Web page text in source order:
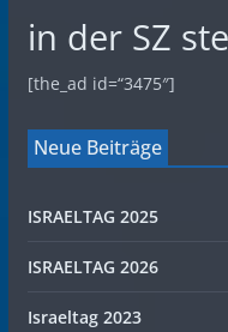
in der SZ
[the_ad id=“3475″]
Neue Beiträge
ISRAELTAG 2025
ISRAELTAG 2026
Israeltag 2023